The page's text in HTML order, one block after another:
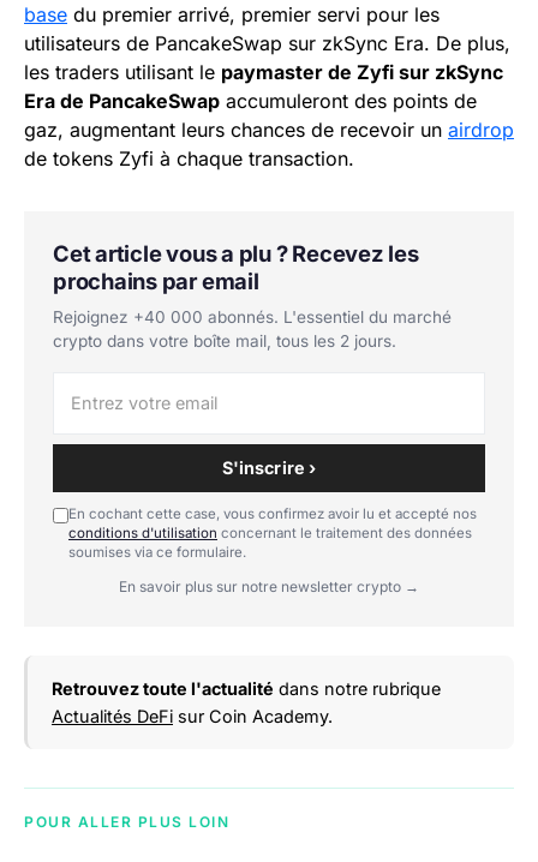
base du premier arrivé, premier servi pour les
utilisateurs de PancakeSwap sur zkSync Era. De plus,
les traders utilisant le paymaster de Zyfi sur zkSync
Era de PancakeSwap accumuleront des points de
gaz, augmentant leurs chances de recevoir un airdrop
de tokens Zyfi à chaque transaction.
Cet article vous a plu ? Recevez les
prochains par email
Rejoignez +40 000 abonnés. L'essentiel du marché
crypto dans votre boîte mail, tous les 2 jours.
S'inscrire ›
En cochant cette case, vous confirmez avoir lu et accepté nos
conditions d'utilisation concernant le traitement des données
soumises via ce formulaire.
En savoir plus sur notre newsletter crypto →
Retrouvez toute l'actualité dans notre rubrique
Actualités DeFi sur Coin Academy.
POUR ALLER PLUS LOIN